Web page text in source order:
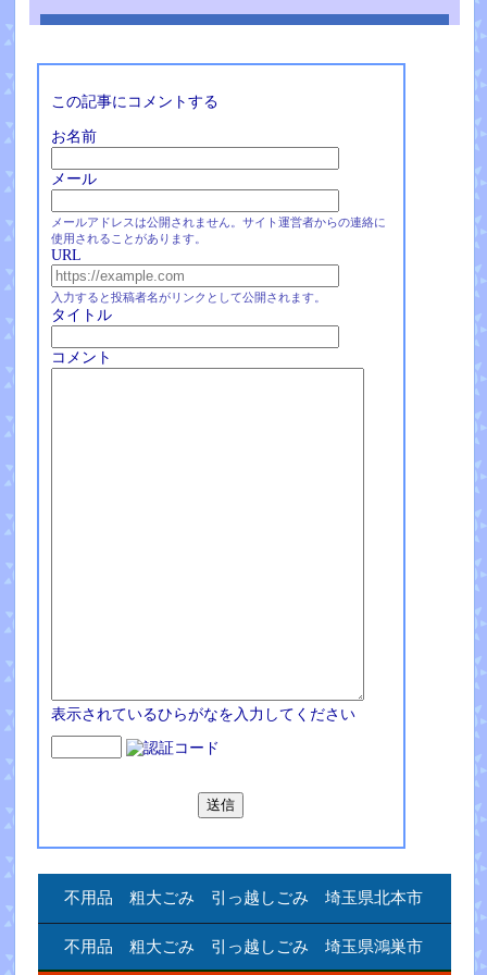
この記事にコメントする
お名前
メール
メールアドレスは公開されません。サイト運営者からの連絡に
使用されることがあります。
URL
入力すると投稿者名がリンクとして公開されます。
タイトル
コメント
表示されているひらがなを入力してください
不用品 粗大ごみ 引っ越しごみ 埼玉県北本市
不用品 粗大ごみ 引っ越しごみ 埼玉県鴻巣市